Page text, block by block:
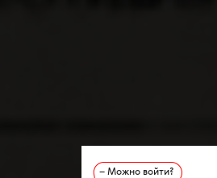
– Можно войти?